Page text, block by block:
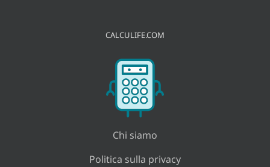
CALCULIFE.COM
Chi siamo
Politica sulla privacy